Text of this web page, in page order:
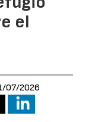
el
07/2026